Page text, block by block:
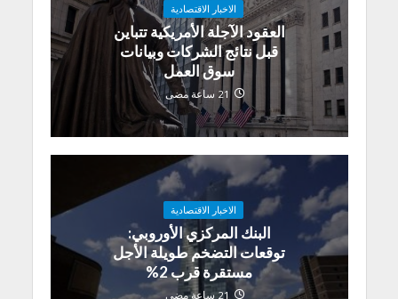
الاخبار الاقتصادية
العقود الآجلة الأمريكية تتباين
قبل نتائج الشركات وبيانات
سوق العمل
21 ساعة مضى
الاخبار الاقتصادية
البنك المركزي الأوروبي:
توقعات التضخم طويلة الأجل
مستقرة قرب 2%
21 ساعة مضى